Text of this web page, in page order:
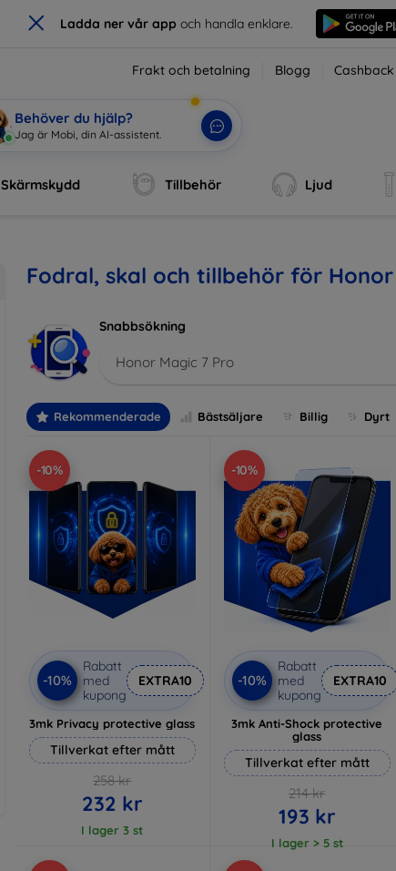
× Ladda ner vår app och handla enklare.
Frakt och betalning Blogg Cashback
Behöver du hjälp?
Jag är Mobi, din AI-assistent.
Skärmskydd Tillbehör Ljud
Fodral, skal och tillbehör för Honor
Snabbsökning
Honor Magic 7 Pro
Rekommenderade Bästsäljare Billig Dyrt
-10%
-10%
Rabatt
med
kupong
EXTRA10
3mk Privacy protective glass
Tillverkat efter mått
258 kr
232 kr
I lager 3 st
-10%
-10%
Rabatt
med
kupong
EXTRA10
3mk Anti-Shock protective
glass
Tillverkat efter mått
214 kr
193 kr
I lager > 5 st